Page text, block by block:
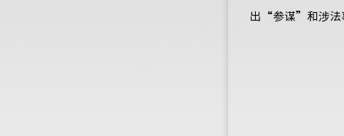
出“参谋”和涉法